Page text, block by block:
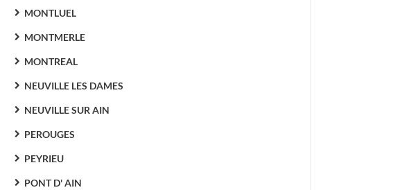
MONTLUEL
MONTMERLE
MONTREAL
NEUVILLE LES DAMES
NEUVILLE SUR AIN
PEROUGES
PEYRIEU
PONT D' AIN